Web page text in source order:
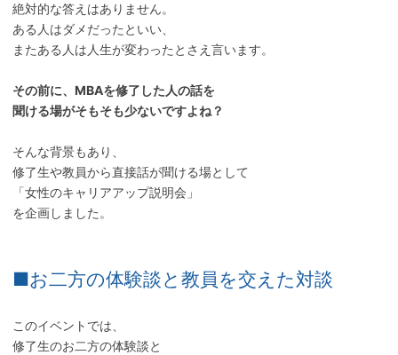
絶対的な答えはありません。
ある人はダメだったといい、
またある人は人生が変わったとさえ言います。
その前に、MBAを修了した人の話を
聞ける場がそもそも少ないですよね？
そんな背景もあり、
修了生や教員から直接話が聞ける場として
「女性のキャリアアップ説明会」
を企画しました。
■お二方の体験談と教員を交えた対談
このイベントでは、
修了生のお二方の体験談と